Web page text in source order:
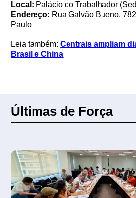
Local: Palácio do Trabalhador
Endereço: Rua Galvão Bueno,
Paulo
Leia também:Centrais ampliam
Brasil e China
Últimas de Força